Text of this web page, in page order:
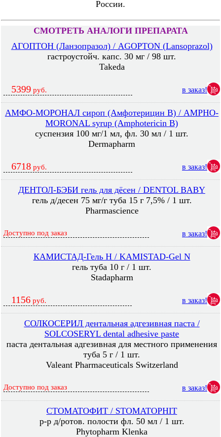
России.
СМОТРЕТЬ АНАЛОГИ ПРЕПАРАТА
АГОПТОН (Ланзопразол) / AGOPTON (Lansoprazol)
гастроустойч. капс. 30 мг / 98 шт.
Takeda
5399 руб. в заказ!
АМФО-МОРОНАЛ сироп (Амфотерицин В) / AMPHO-
MORONAL syrup (Amphotericin B)
суспензия 100 мг/1 мл, фл. 30 мл / 1 шт.
Dermapharm
6718 руб. в заказ!
ДЕНТОЛ-БЭБИ гель для дёсен / DENTOL BABY
гель д/десен 75 мг/г туба 15 г 7,5% / 1 шт.
Pharmascience
Доступно под заказ в заказ!
КАМИСТАД-Гель Н / KAMISTAD-Gel N
гель туба 10 г / 1 шт.
Stadapharm
1156 руб. в заказ!
СОЛКОСЕРИЛ дентальная адгезивная паста /
SOLCOSERYL dental adhesive paste
паста дентальная адгезивная для местного применения
туба 5 г / 1 шт.
Valeant Pharmaceuticals Switzerland
Доступно под заказ в заказ!
СТОМАТОФИТ / STOMATOPHIT
р-р д/ротов. полости фл. 50 мл / 1 шт.
Phytopharm Klenka